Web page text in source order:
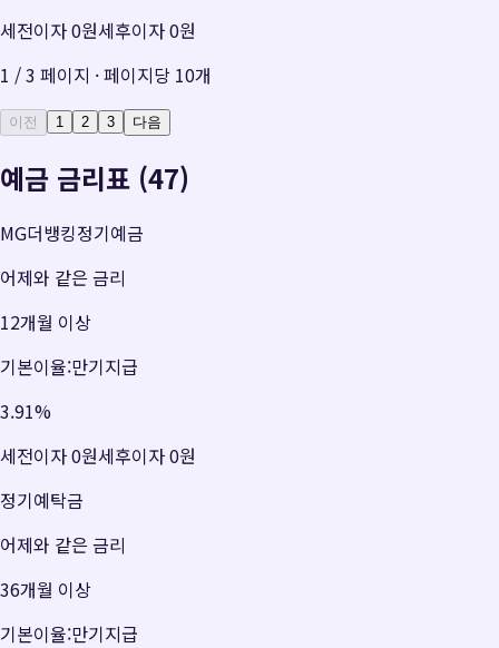
세전이자0원세후이자0원
1 /3 페이지 · 페이지당 10개
이전 1 2 3 다음
예금 금리표 (47)
MG더뱅킹정기예금
어제와 같은 금리
12개월 이상
기본이율:만기지급
3.91%
세전이자0원세후이자0원
정기예탁금
어제와 같은 금리
36개월 이상
기본이율:만기지급